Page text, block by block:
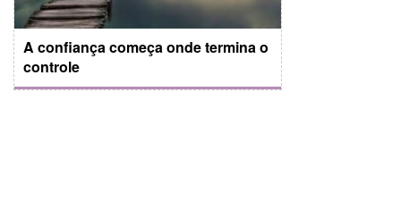
A confiança começa onde termina o
controle